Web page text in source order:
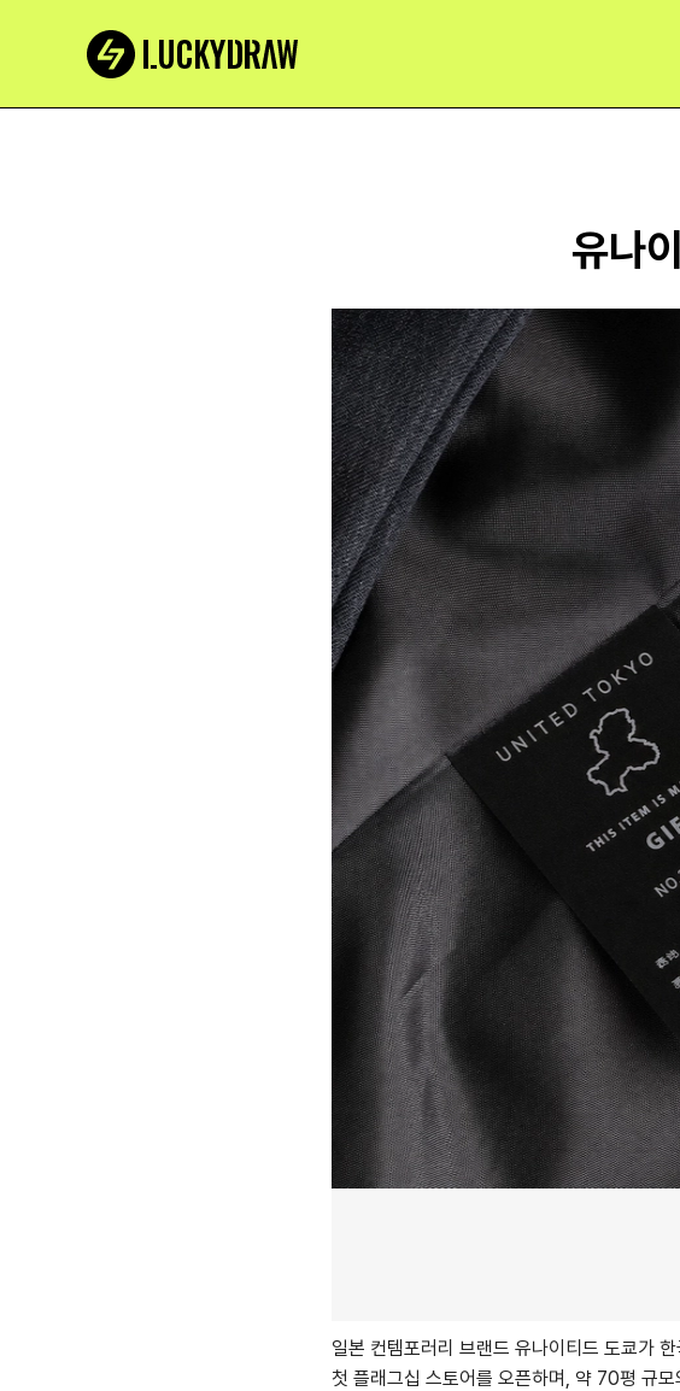
유나
일본 컨템포러리 브랜드 유나이티드 도쿄가
첫 플래그십 스토어를 오픈하며, 약 70평 규